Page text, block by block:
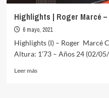
Highlights | Roger Marcé –
6 mayo, 2021
Highlights (I) – Roger Marcé
Altura: 1’73 – Años 24 (02/
Leer másLeer